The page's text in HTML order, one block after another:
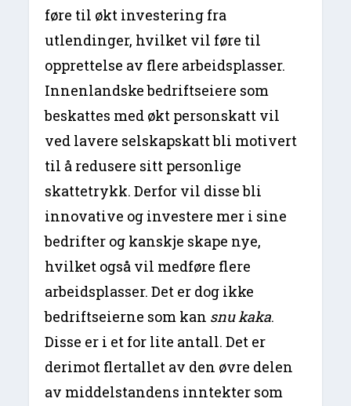
føre til økt investering fra
utlendinger, hvilket vil føre til
opprettelse av flere arbeidsplasser.
Innenlandske bedriftseiere som
beskattes med økt personskatt vil
ved lavere selskapskatt bli motivert
til å redusere sitt personlige
skattetrykk. Derfor vil disse bli
innovative og investere mer i sine
bedrifter og kanskje skape nye,
hvilket også vil medføre flere
arbeidsplasser. Det er dog ikke
bedriftseierne som kan snu kaka.
Disse er i et for lite antall. Det er
derimot flertallet av den øvre delen
av middelstandens inntekter som